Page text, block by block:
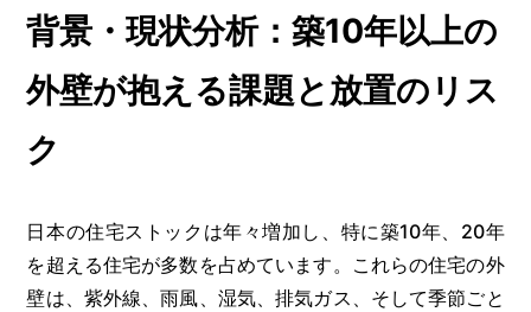
背景・現状分析：築10年以上の
外壁が抱える課題と放置のリス
ク
日本の住宅ストックは年々増加し、特に築10年、20年
を超える住宅が多数を占めています。これらの住宅の外
壁は、紫外線、雨風、湿気、排気ガス、そして季節ごと